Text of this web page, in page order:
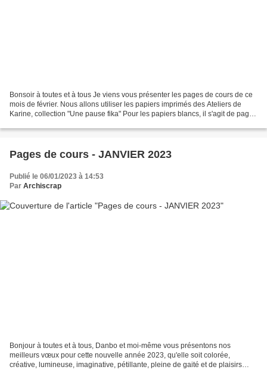
Bonsoir à toutes et à tous Je viens vous présenter les pages de cours de ce
mois de février. Nous allons utiliser les papiers imprimés des Ateliers de
Karine, collection "Une pause fika" Pour les papiers blancs, il s'agit de pages
Pages de cours - JANVIER 2023
Publié le 06/01/2023 à 14:53
Par Archiscrap
Bonjour à toutes et à tous, Danbo et moi-même vous présentons nos
meilleurs vœux pour cette nouvelle année 2023, qu'elle soit colorée,
créative, lumineuse, imaginative, pétillante, pleine de gaité et de plaisirs